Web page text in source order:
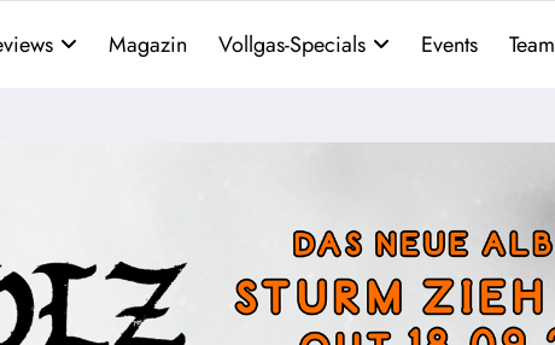
Magazin Vollgas-Specials Events Team